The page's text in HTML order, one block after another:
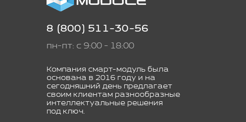
8 (800) 511-30-56
пн-пт: с 9:00 - 18:00
Компания смарт-модуль была
основана в 2016 году и на
сегодняшний день предлагает
своим клиентам разнообразные
интеллектуальные решения
под ключ.